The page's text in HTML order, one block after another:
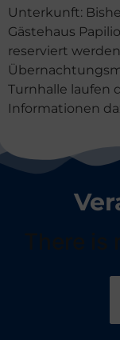
Unterkunft:
Gästehaus
reserviert
Turnhalle laufen
Informationen